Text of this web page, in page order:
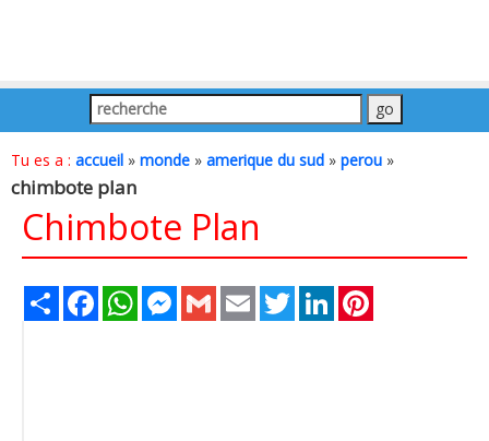
Tu es a : accueil » monde » amerique du sud » perou »
chimbote plan
Chimbote Plan
Share FacebookWhatsAppMessenger
Gmail Email TwitterLinkedIn